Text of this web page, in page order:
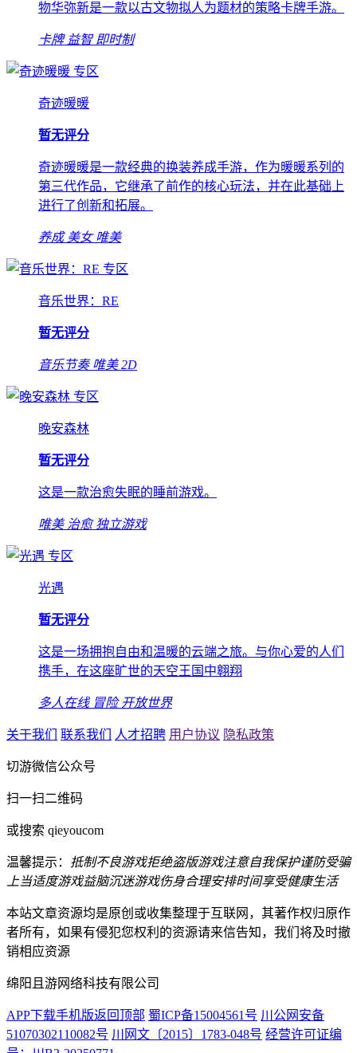
物华弥新是一款以古文物拟人为题材的策略卡牌手游。
卡牌 益智 即时制
专区
奇迹暖暖
暂无评分
奇迹暖暖是一款经典的换装养成手游，作为暖暖系列的
第三代作品，它继承了前作的核心玩法，并在此基础上
进行了创新和拓展。
养成 美女 唯美
专区
音乐世界：RE
暂无评分
音乐节奏 唯美 2D
专区
晚安森林
暂无评分
这是一款治愈失眠的睡前游戏。
唯美 治愈 独立游戏
专区
光遇
暂无评分
这是一场拥抱自由和温暖的云端之旅。与你心爱的人们
携手，在这座旷世的天空王国中翱翔
多人在线 冒险 开放世界
关于我们 联系我们 人才招聘 用户协议 隐私政策
切游微信公众号
扫一扫二维码
或搜索 qieyoucom
温馨提示： 抵制不良游戏拒绝盗版游戏注意自我保护谨防受骗
上当适度游戏益脑沉迷游戏伤身合理安排时间享受健康生活
本站文章资源均是原创或收集整理于互联网，其著作权归原作
者所有，如果有侵犯您权利的资源请来信告知，我们将及时撤
销相应资源
绵阳且游网络科技有限公司
APP下载手机版返回顶部 蜀ICP备15004561号 川公网安备
51070302110082号 川网文〔2015〕1783-048号 经营许可证编